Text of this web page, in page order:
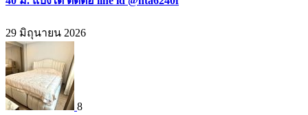
29 มิถุนายน 2026
8